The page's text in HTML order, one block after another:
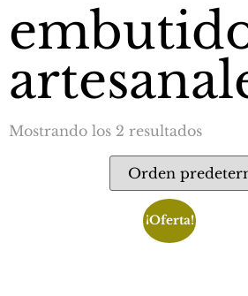
Mostrando los 2 resultados
¡Oferta!